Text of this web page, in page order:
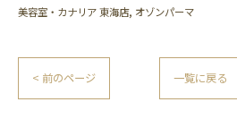
美容室・カナリア 東海店 オゾンパーマ
< 前のページ 一覧に戻る